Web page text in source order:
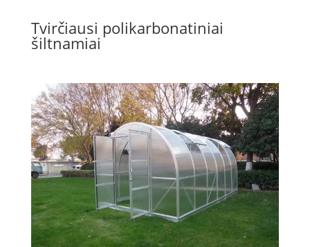
Tvirčiausi polikarbonatiniai
šiltnamiai